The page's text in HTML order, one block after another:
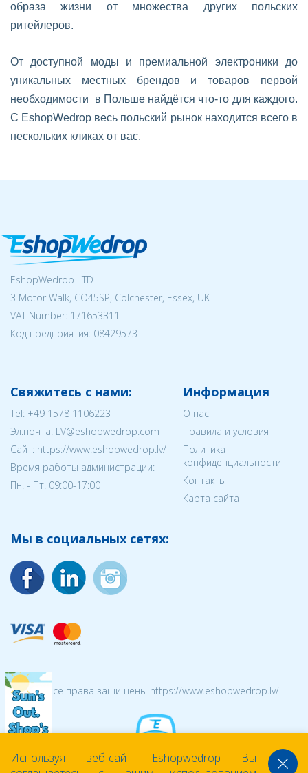
образа жизни от множества других польских
ритейлеров.
От доступной моды и премиальной электроники до
уникальных местных брендов и товаров первой
необходимости в Польше найдётся что-то для каждого.
С EshopWedrop весь польский рынок находится всего в
нескольких кликах от вас.
EshopWedrop LTD
3 Motor Walk, CO45SP, Colchester, Essex, UK
VAT Number: 171653311
Код предприятия: 08429573
Свяжитесь с нами:
Tel: +49 1578 1106223
Эл.почта: LV@eshopwedrop.com
Cайт: https://www.eshopwedrop.lv/
Время работы администрации:
Пн. - Пт. 09:00-17:00
Информация
О нас
Правила и условия
Политика
конфиденциальности
Контакты
Карта сайта
Мы в социальных сетях:
© 2026 Все права защищены https://www.eshopwedrop.lv/
Используя веб-сайт Eshopwedrop Вы